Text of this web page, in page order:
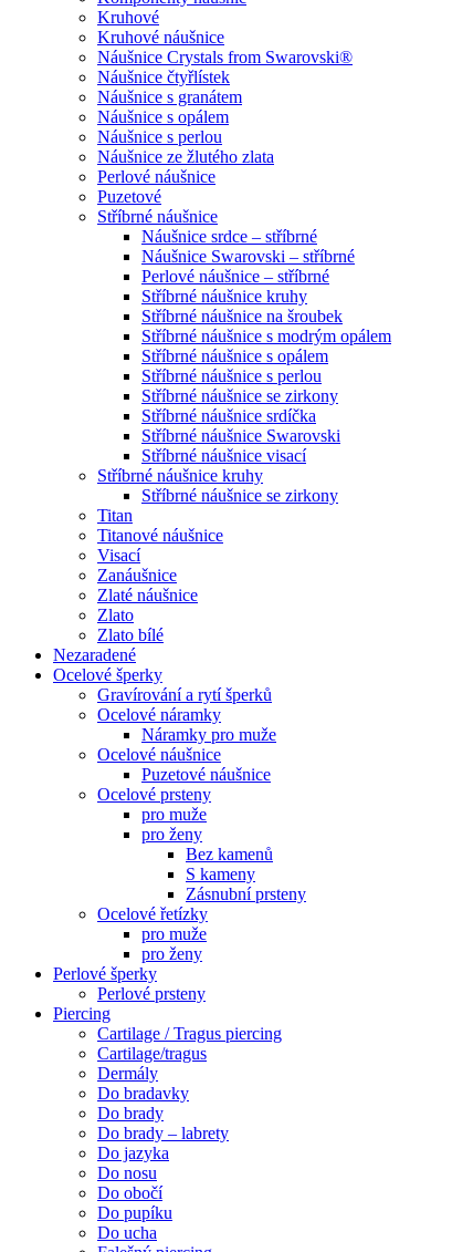
Kruhové
Kruhové náušnice
Náušnice Crystals from Swarovski®
Náušnice čtyřlístek
Náušnice s granátem
Náušnice s opálem
Náušnice s perlou
Náušnice ze žlutého zlata
Perlové náušnice
Puzetové
Stříbrné náušnice
Náušnice srdce – stříbrné
Náušnice Swarovski – stříbrné
Perlové náušnice – stříbrné
Stříbrné náušnice kruhy
Stříbrné náušnice na šroubek
Stříbrné náušnice s modrým opálem
Stříbrné náušnice s opálem
Stříbrné náušnice s perlou
Stříbrné náušnice se zirkony
Stříbrné náušnice srdíčka
Stříbrné náušnice Swarovski
Stříbrné náušnice visací
Stříbrné náušnice kruhy
Stříbrné náušnice se zirkony
Titan
Titanové náušnice
Visací
Zanáušnice
Zlaté náušnice
Zlato
Zlato bílé
Nezaradené
Ocelové šperky
Gravírování a rytí šperků
Ocelové náramky
Náramky pro muže
Ocelové náušnice
Puzetové náušnice
Ocelové prsteny
pro muže
pro ženy
Bez kamenů
S kameny
Zásnubní prsteny
Ocelové řetízky
pro muže
pro ženy
Perlové šperky
Perlové prsteny
Piercing
Cartilage / Tragus piercing
Cartilage/tragus
Dermály
Do bradavky
Do brady
Do brady – labrety
Do jazyka
Do nosu
Do obočí
Do pupíku
Do ucha